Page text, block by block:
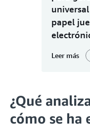
papel
Leer más
¿Qué
cómo se ha